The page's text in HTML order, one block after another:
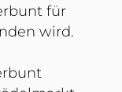
für
wird.